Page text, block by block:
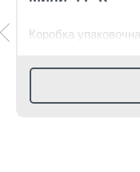
Коробка